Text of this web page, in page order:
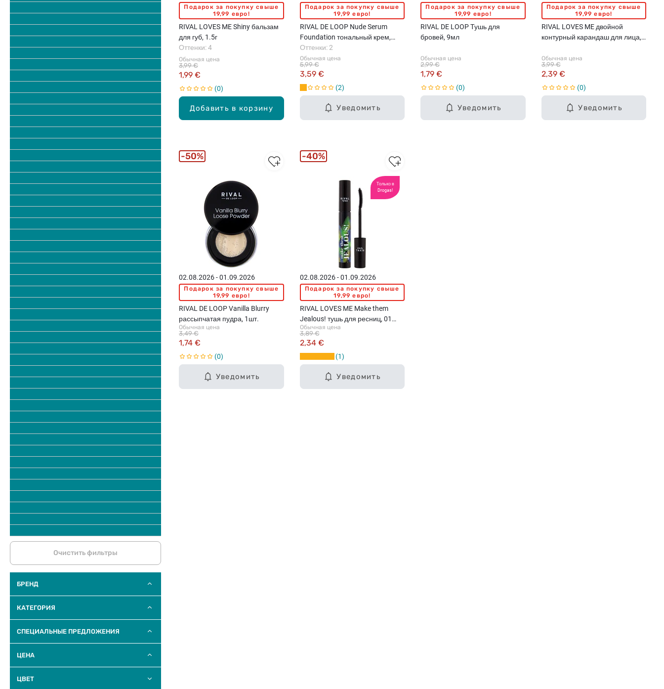
Очистить фильтры
БРЕНД
КАТЕГОРИЯ
СПЕЦИАЛЬНЫЕ ПРЕДЛОЖЕНИЯ
ЦЕНА
ЦВЕТ
Добавить в корзину
Подарок за покупку свыше
19,99 евро!
RIVAL LOVES ME Shiny бальзам
для губ, 1.5г
Обычная цена
1,99 €
3,99 €
Оттенки: 4
0
Уведомить
Подарок за покупку свыше
19,99 евро!
RIVAL DE LOOP Nude Serum
Foundation тональный крем,
30мл
Обычная цена
3,59 €
5,99 €
Оттенки: 2
2
Уведомить
Подарок за покупку свыше
19,99 евро!
RIVAL DE LOOP Тушь для
бровей, 9мл
Обычная цена
1,79 €
2,99 €
0
Уведомить
Подарок за покупку свыше
19,99 евро!
RIVAL LOVES ME двойной
контурный карандаш для лица,
Обычная цена
2,39 €
3,99 €
0
Уведомить
02.08.2026 - 01.09.2026
Подарок за покупку свыше
19,99 евро!
RIVAL DE LOOP Vanilla Blurry
рассыпчатая пудра, 1шт.
Обычная цена
1,74 €
3,49 €
0
50%
Только в
Drogas!
Уведомить
02.08.2026 - 01.09.2026
Подарок за покупку свыше
19,99 евро!
RIVAL LOVES ME Make them
Jealous! тушь для ресниц, 01
Black, 8мл
Обычная цена
2,34 €
3,89 €
1
40%